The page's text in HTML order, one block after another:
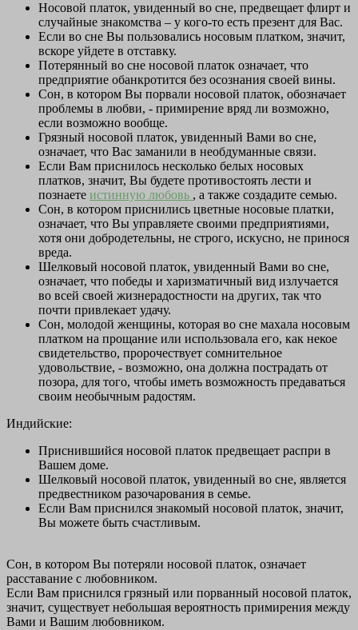
Носовой платок, увиденный во сне, предвещает флирт и
случайные знакомства – у кого-то есть презент для Вас.
Если во сне Вы пользовались носовым платком, значит,
вскоре уйдете в отставку.
Потерянный во сне носовой платок означает, что
предприятие обанкротится без осознания своей вины.
Сон, в котором Вы порвали носовой платок, обозначает
проблемы в любви, - примирение вряд ли возможно,
если возможно вообще.
Грязный носовой платок, увиденный Вами во сне,
означает, что Вас заманили в необдуманные связи.
Если Вам приснилось несколько белых носовых
платков, значит, Вы будете противостоять лести и
познаете истинную любовь , а также создадите семью.
Сон, в котором приснились цветные носовые платки,
означает, что Вы управляете своими предприятиями,
хотя они добродетельны, не строго, искусно, не принося
вреда.
Шелковый носовой платок, увиденный Вами во сне,
означает, что победы и харизматичный вид излучается
во всей своей жизнерадостности на других, так что
почти привлекает удачу.
Сон, молодой женщины, которая во сне махала носовым
платком на прощание или использовала его, как некое
свидетельство, пророчествует сомнительное
удовольствие, - возможно, она должна пострадать от
позора, для того, чтобы иметь возможность предаваться
своим необычным радостям.
Индийские:
Приснившийся носовой платок предвещает распри в
Вашем доме.
Шелковый носовой платок, увиденный во сне, является
предвестником разочарования в семье.
Если Вам приснился знакомый носовой платок, значит,
Вы можете быть счастливым.
Сон, в котором Вы потеряли носовой платок, означает
расставание с любовником.
Если Вам приснился грязный или порванный носовой платок,
значит, существует небольшая вероятность примирения между
Вами и Вашим любовником.